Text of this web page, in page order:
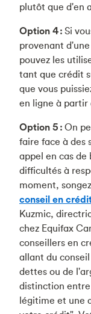
plutôt que d'en
Option 4 : Si
provenant
pouvez les
tant que crédit
que vous
en ligne à partir
Option 5 : On
faire face à des
appel en cas de
difficultés à
moment,
conseil en
Kuzmic,
chez Equifax
conseillers en
allant du
dettes ou de
distinction
légitime et une